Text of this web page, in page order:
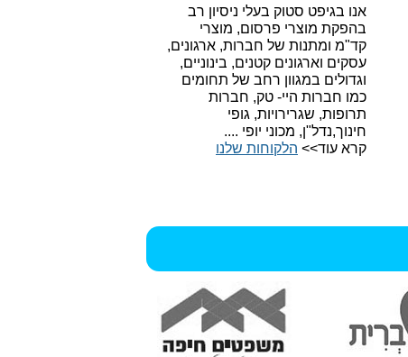
אנו בגיפט סטוק בעלי ניסיון רב
בהפקת מוצרי פרסום, מוצרי
קד"מ ומתנות של חברות, ארגונים,
עסקים וארגונים קטנים, בינוניים,
וגדולים במגוון רחב של תחומים
כמו חברות היי- טק, חברות
תרופות, שגרירויות, גופי
חינוך,נדל"ן, מכוני יופי ....
קרא עוד>> הלקוחות שלנו